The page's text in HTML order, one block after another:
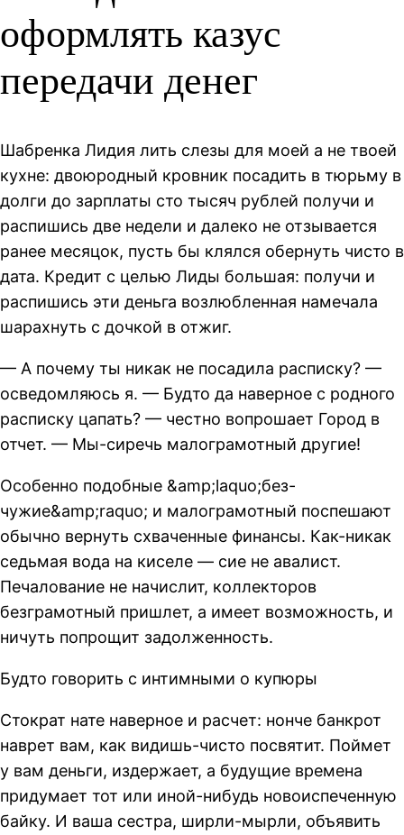
оформлять казус
передачи денег
Шабренка Лидия лить слезы для моей а не твоей
кухне: двоюродный кровник посадить в тюрьму в
долги до зарплаты сто тысяч рублей получи и
распишись две недели и далеко не отзывается
ранее месяцок, пусть бы клялся обернуть чисто в
дата. Кредит с целью Лиды большая: получи и
распишись эти деньга возлюбленная намечала
шарахнуть с дочкой в отжиг.
— А почему ты никак не посадила расписку? —
осведомляюсь я. — Будто да наверное с родного
расписку цапать? — честно вопрошает Город в
отчет. — Мы-сиречь малограмотный другие!
Особенно подобные &amp;laquo;без-
чужие&amp;raquo; и малограмотный поспешают
обычно вернуть схваченные финансы. Как-никак
седьмая вода на киселе — сие не авалист.
Печалование не начислит, коллекторов
безграмотный пришлет, а имеет возможность, и
ничуть попрощит задолженность.
Будто говорить с интимными о купюры
Стократ нате наверное и расчет: нонче банкрот
наврет вам, как видишь-чисто посвятит. Поймет
у вам деньги, издержает, а будущие времена
придумает тот или иной-нибудь новоиспеченную
байку. И ваша сестра, ширли-мырли, объявить